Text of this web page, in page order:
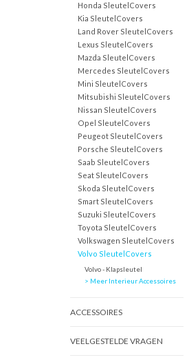
Honda SleutelCovers
Kia SleutelCovers
Land Rover SleutelCovers
Lexus SleutelCovers
Mazda SleutelCovers
Mercedes SleutelCovers
Mini SleutelCovers
Mitsubishi SleutelCovers
Nissan SleutelCovers
Opel SleutelCovers
Peugeot SleutelCovers
Porsche SleutelCovers
Saab SleutelCovers
Seat SleutelCovers
Skoda SleutelCovers
Smart SleutelCovers
Suzuki SleutelCovers
Toyota SleutelCovers
Volkswagen SleutelCovers
Volvo SleutelCovers
Volvo - Klapsleutel
> Meer Interieur Accessoires
ACCESSOIRES
VEELGESTELDE VRAGEN